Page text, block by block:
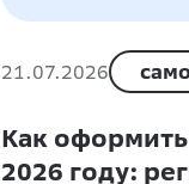
21.07.2026
Как
2026 году: